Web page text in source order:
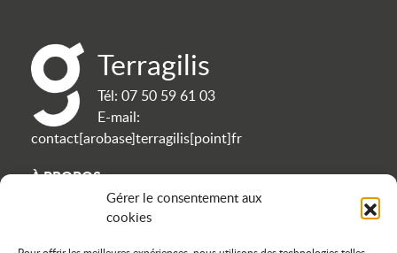
Gérer le consentement aux
cookies
Terragilis
Tél: 07 50 59 61 03
E-mail:
contact[arobase]terragilis[point]fr
À PROPOS